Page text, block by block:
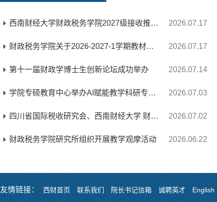
西南财经大学财政税务学院2027级接收推荐免试攻读... 2026.07.17
财政税务学院关于2026-2027-1学期教材选用情况的公... 2026.07.17
第十一届财政学博士生创新论坛成功举办 2026.07.14
学院专硕教育中心举办AI赋能教学科研专题讲座 2026.07.03
四川省国际税收研究会、西南财经大学 财政税务学院... 2026.07.02
财政税务学院研究所组织开展教学观摩活动 2026.06.22
友情链接： 西财首页 联系我们 院长书记信箱 诚聘英才 English